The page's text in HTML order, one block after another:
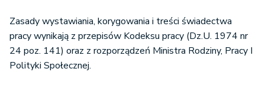
Zasady wystawiania, korygowania i treści świadectwa
pracy wynikają z przepisów Kodeksu pracy (Dz.U. 1974 nr
24 poz. 141) oraz z rozporządzeń Ministra Rodziny, Pracy I
Polityki Społecznej.